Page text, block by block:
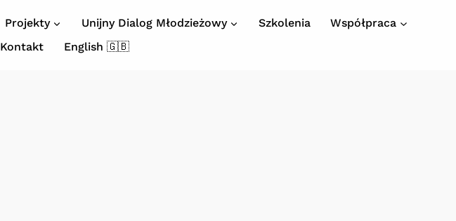
Projekty Unijny Dialog Młodzieżowy Szkolenia
Współpraca
Kontakt
English 🇬🇧